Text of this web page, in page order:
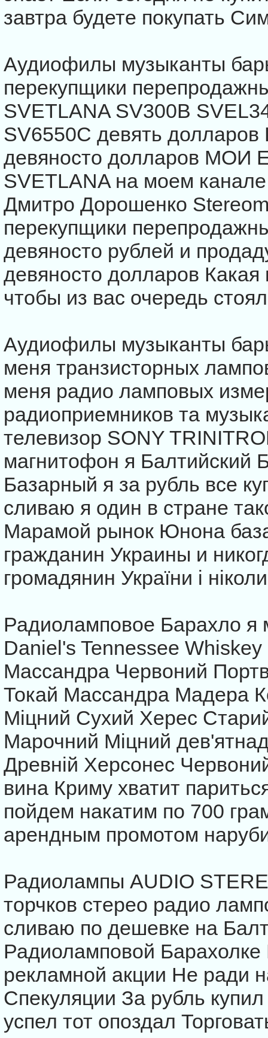
завтра будете покупать
Аудиофилы музыканты
перекупщики
SVETLANA SV300B
SV6550C девять
девяносто долларов МОИ
SVETLANA на моем
Дмитро Дорошенко
перекупщики
девяносто рублей и
девяносто долларов
чтобы из вас очередь
Аудиофилы музыканты
меня транзисторных
меня радио ламповых
радиоприемников та
телевизор SONY
магнитофон я Балтийский
Базарный я за рубль все
сливаю я один в стране
Марамой рынок Юнона
гражданин Украины и
громадянин України і
Радиоламповое Барахло я
Daniel's Tennessee
Массандра Червоний
Токай Массандра Мадера
Міцний Сухий Херес
Марочний Міцний
Древній Херсонес
вина Криму хватит
пойдем накатим по 700
арендным промотом
Радиолампы AUDIO
торчков стерео радио
сливаю по дешевке на
Радиоламповой
рекламной акции Не ради
Спекуляции За рубль
успел тот опоздал